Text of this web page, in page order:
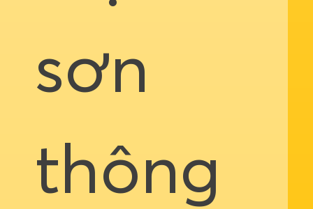
sơn
thông